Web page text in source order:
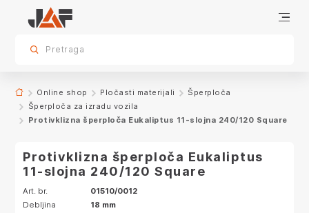
sr.skip-to.main-content
sr.skip-to.table-of-contents
sr.skip-to.main-navigation
Specifikacije
Karakteristike
Pretraga
Online shop Pločasti materijali
Šperploča
Šperploča za izradu vozila
Protivklizna šperploča Eukaliptus 11-slojna 240/120 Square
Protivklizna šperploča Eukaliptus
11-slojna 240/120 Square
Art. br.
01510/0012
Debljina
18 mm